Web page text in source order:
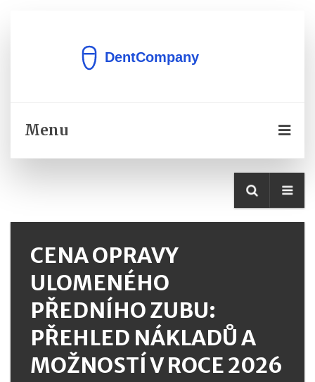
Menu
CENA OPRAVY
ULOMENÉHO
PŘEDNÍHO ZUBU:
PŘEHLED NÁKLADŮ A
MOŽNOSTÍ V ROCE 2026